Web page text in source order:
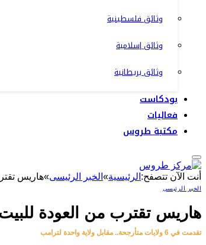
وثائق فلسطينية
وثائق إسلامية
وثائق بريطانية
بودكاست
فعاليات
مكتبة طروس
أنت الآن تتصفح: الرئيسية» الخبر الرئيسى»هاريس
الخبر الرئيسى
هاريس تقترب من العودة
تقدمت في 6 ولايات متأرجحة.. مقابل ولاية واحدة لترامب